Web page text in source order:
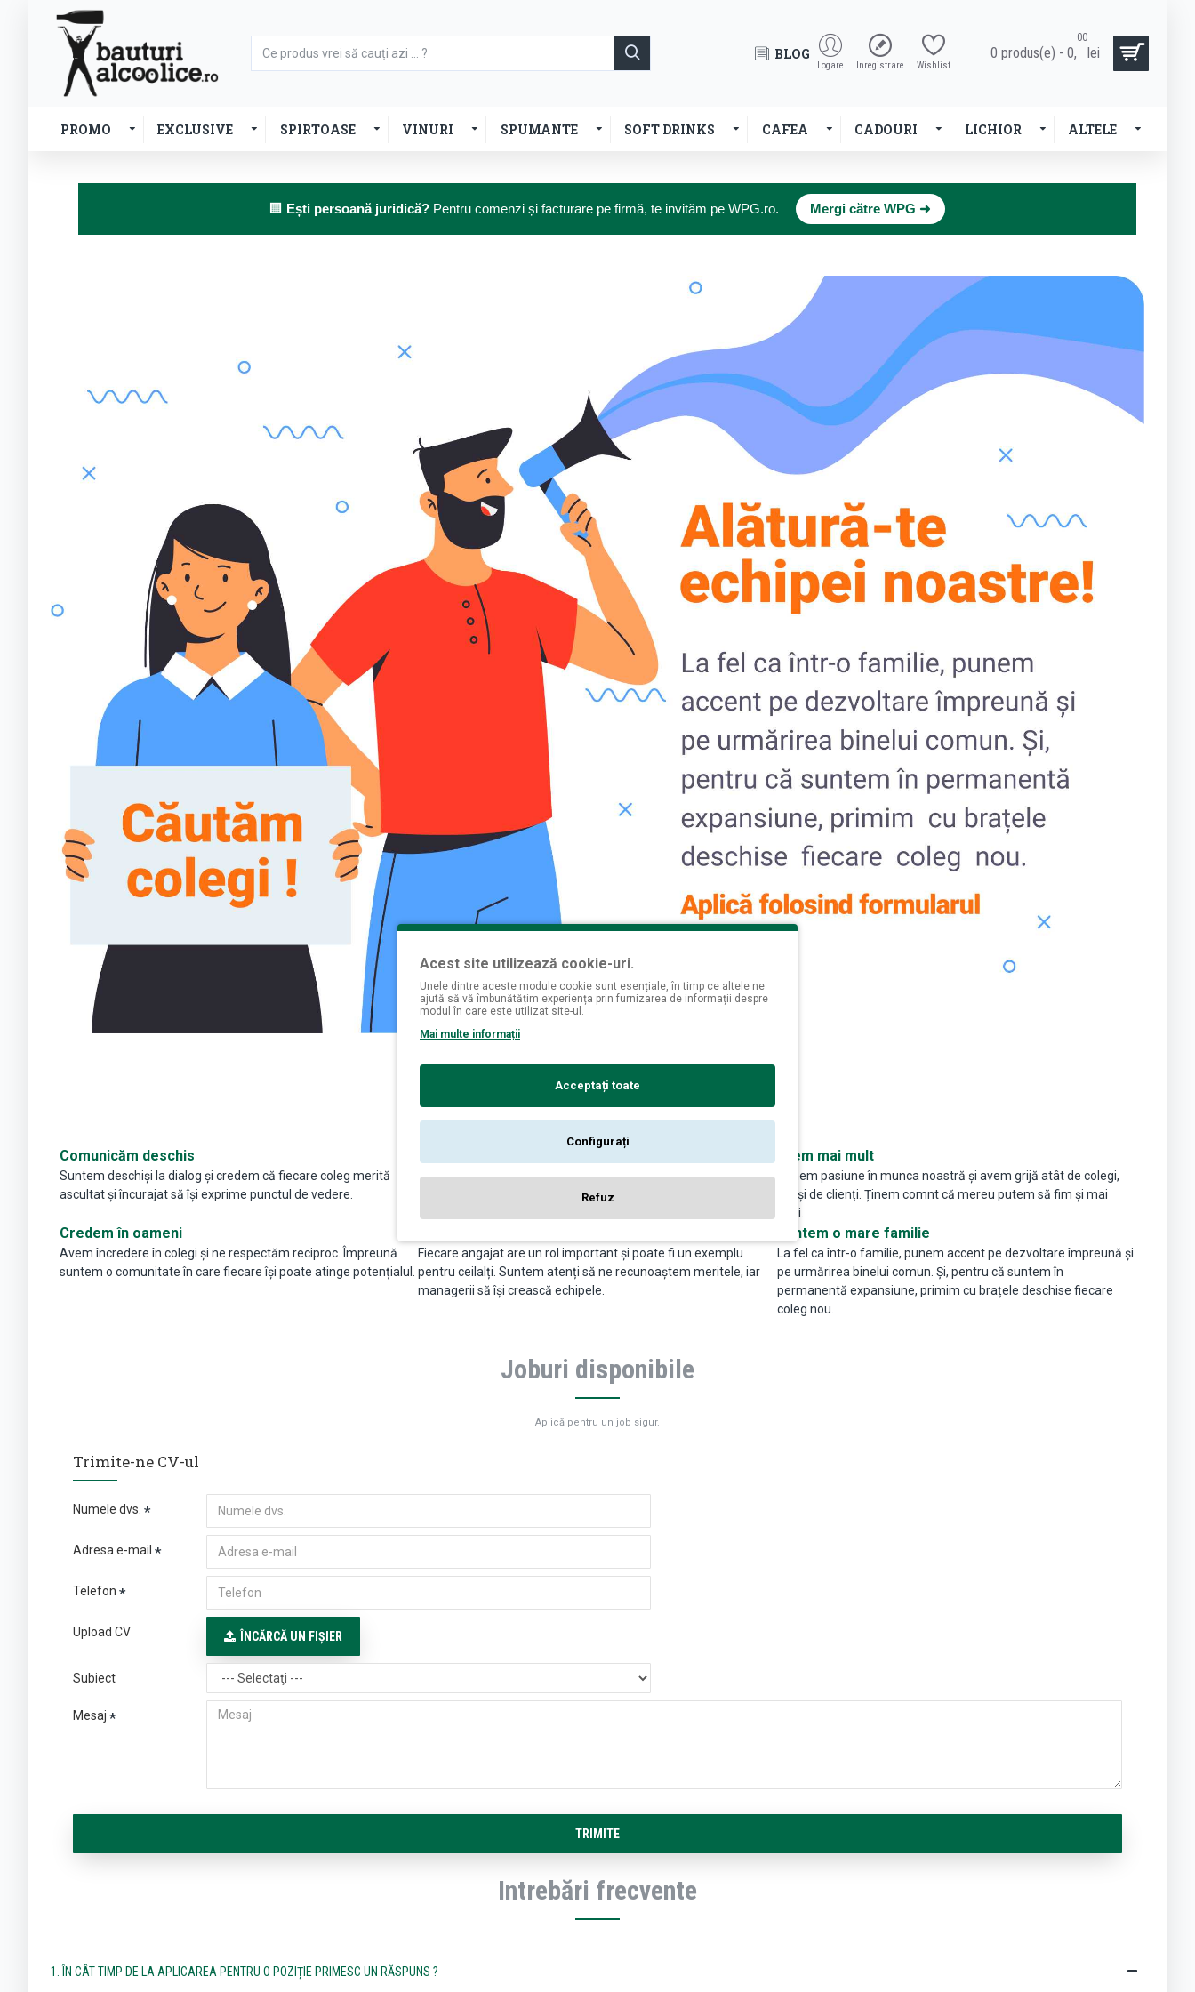
BLOG
Logare Inregistrare Wishlist
0 produs(e) - 0,
00
lei
PROMO EXCLUSIVE SPIRTOASE VINURI SPUMANTE SOFT DRINKS CAFEA CADOURI LICHIOR ALTELE
🏢 Ești persoană juridică? Pentru comenzi și facturare pe firmă, te invităm pe WPG.ro. Mergi către WPG ➜
Valorile noastre
Comunicăm deschis
Suntem deschiși la dialog și credem că fiecare coleg merită
ascultat și încurajat să își exprime punctul de vedere.
Credem că putem să creștem doar când susținem dezvoltarea
fiecărui angajat. Încurajăm asumarea responsabilității, ne
Vrem mai mult
Punem pasiune în munca noastră și avem grijă atât de colegi,
cât și de clienți. Ținem comnt că mereu putem să fim și mai
buni.
Credem în oameni
Avem încredere în colegi și ne respectăm reciproc. Împreună
suntem o comunitate în care fiecare își poate atinge potențialul.
Fiecare angajat are un rol important și poate fi un exemplu
pentru ceilalți. Suntem atenți să ne recunoaștem meritele, iar
managerii să își crească echipele.
Suntem o mare familie
La fel ca într-o familie, punem accent pe dezvoltare împreună și
pe urmărirea binelui comun. Și, pentru că suntem în
permanentă expansiune, primim cu brațele deschise fiecare
coleg nou.
Joburi disponibile
Aplică pentru un job sigur.
Trimite-ne CV-ul
Numele dvs.
Adresa e-mail
Telefon
Upload CV ÎNCĂRCĂ UN FIŞIER
Subiect
Mesaj
TRIMITE
Intrebări frecvente
1. ÎN CÂT TIMP DE LA APLICAREA PENTRU O POZIȚIE PRIMESC UN RĂSPUNS ?
Acest site utilizează cookie-uri.
Unele dintre aceste module cookie sunt esențiale, în timp ce altele ne
ajută să vă îmbunătățim experiența prin furnizarea de informații despre
modul în care este utilizat site-ul.
Mai multe informații
Acceptați toate
Configurați
Refuz